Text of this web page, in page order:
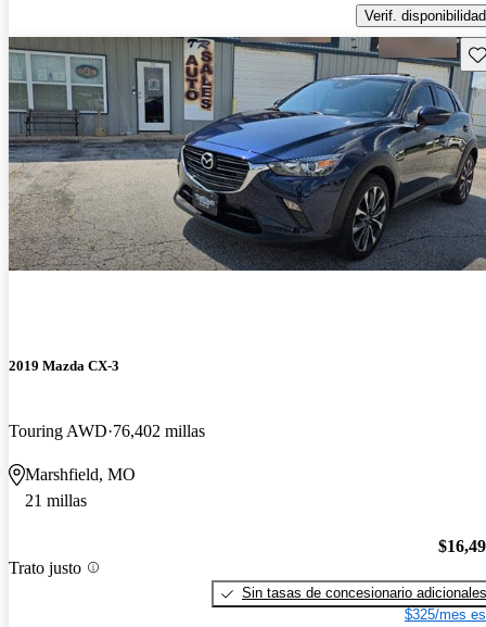
Verif. disponibilidad
2019 Mazda CX-3
Touring AWD 76,402 millas
Marshfield, MO
21 millas
Trato justo
Sin tasas de concesionario adicionales
$325/mes